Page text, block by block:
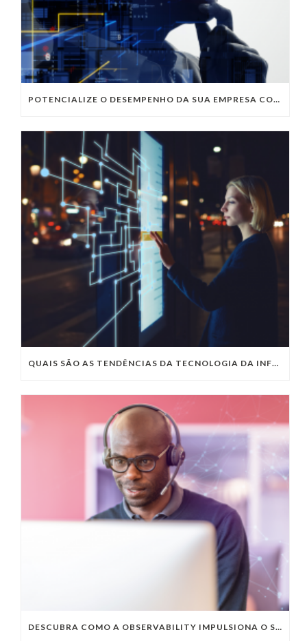
POTENCIALIZE O DESEMPENHO DA SUA EMPRESA COM OS SERVIÇOS DE TI DA VIVO VITA
QUAIS SÃO AS TENDÊNCIAS DA TECNOLOGIA DA INFORMAÇÃO PARA 2023?
DESCUBRA COMO A OBSERVABILITY IMPULSIONA O SUCESSO DO SEU NEGÓCIO